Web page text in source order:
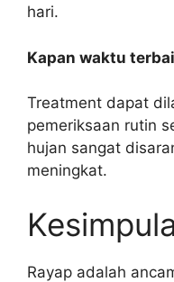
hari.
Kapan waktu
Treatment dapat
pemeriksaan rutin
hujan sangat
meningkat.
Rayap adalah